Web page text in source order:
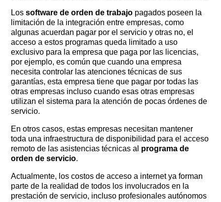
Lossoftware de orden de trabajo pagados poseen la
limitación de la integración entre empresas, como
algunas acuerdan pagar por el servicio y otras no, el
acceso a estos programas queda limitado a uso
exclusivo para la empresa que paga por las licencias,
por ejemplo, es común que cuando una empresa
necesita controlar las atenciones técnicas de sus
garantías, esta empresa tiene que pagar por todas las
otras empresas incluso cuando esas otras empresas
utilizan el sistema para la atención de pocas órdenes de
servicio.
En otros casos, estas empresas necesitan mantener
toda una infraestructura de disponibilidad para el acceso
remoto de las asistencias técnicas al programa de
orden de servicio.
Actualmente, los costos de acceso a internet ya forman
parte de la realidad de todos los involucrados en la
prestación de servicio, incluso profesionales autónomos